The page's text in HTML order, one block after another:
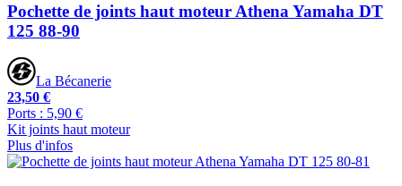
Pochette de joints haut moteur Athena Yamaha DT
125 88-90
La Bécanerie
23,50 €
Ports : 5,90 €
Kit joints haut moteur
Plus d'infos